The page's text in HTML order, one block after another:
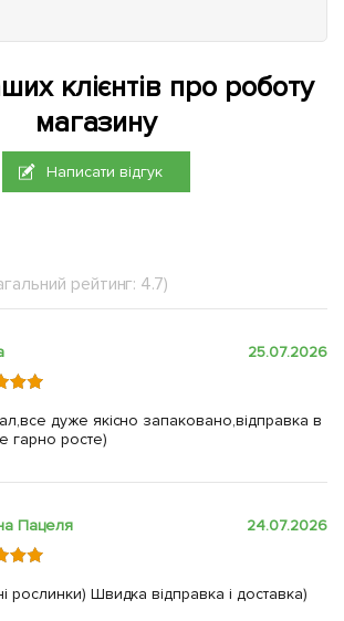
клієнтів про роботу
магазину
Написати відгук
рейтинг: 4.7)
25.07.2026
дуже якісно запаковано,відправка в
гарно росте)
Пацеля 24.07.2026
рослинки) Швидка відправка і доставка)